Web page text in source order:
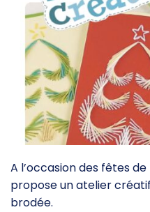
A l’occasion des fêtes de
propose un atelier
brodée.